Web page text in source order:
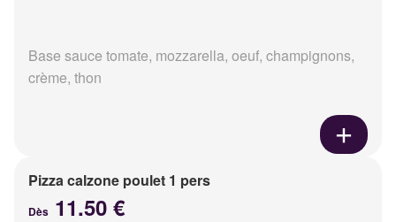
Base sauce tomate, mozzarella, oeuf, champignons,
crème, thon
Pizza calzone poulet 1 pers
Dès 11.50 €